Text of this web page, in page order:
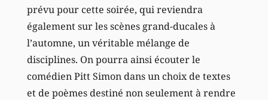
prévu pour cette soirée, qui reviendra
également sur les scènes grand-ducales à
l’automne, un véritable mélange de
disciplines. On pourra ainsi écouter le
comédien Pitt Simon dans un choix de textes
et de poèmes destiné non seulement à rendre